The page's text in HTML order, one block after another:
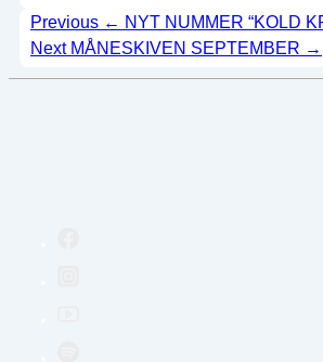
Indlægsnavigation
Previous ← NYT NUMMER “KOLD
Next MÅNESKIVEN SEPTEMBER →